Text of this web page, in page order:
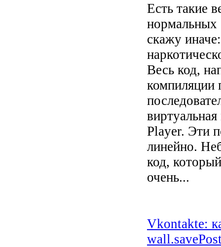
Есть такие
нормальных
скажу
Весь код,
компиляции
Player. Эти
линейно.
код,
очень...
Vkontakte: